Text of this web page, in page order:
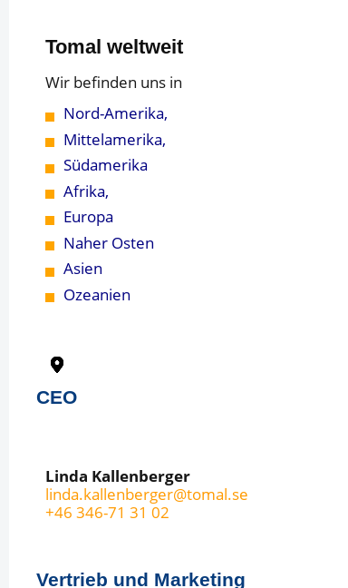
Tomal weltweit
Wir befinden uns in
Nord-Amerika,
Mittelamerika,
Südamerika
Afrika,
Europa
Naher Osten
Asien
Ozeanien
CEO
Linda Kallenberger
linda.kallenberger@tomal.se
+46 346-71 31 02
Vertrieb und Marketing